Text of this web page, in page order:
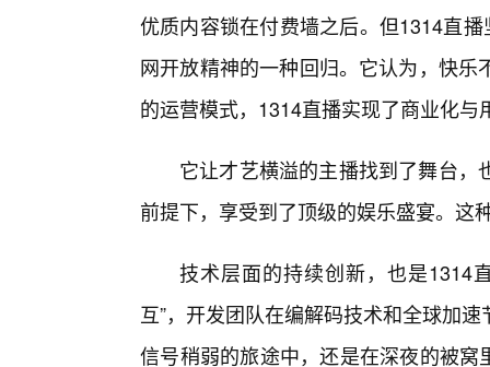
优质内容锁在付费墙之后。但1314直
网开放精神的一种回归。它认为，快
的运营模式，1314直播实现了商业化与
它让才艺横溢的主播找到了舞台
前提下，享受到了顶级的娱乐盛宴。这
技术层面的持续创新，也是1314
互”，开发团队在编解码技术和全球加
信号稍弱的旅途中，还是在深夜的被窝